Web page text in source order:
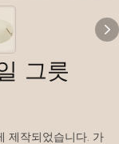
그릇
제작되었습니다. 가